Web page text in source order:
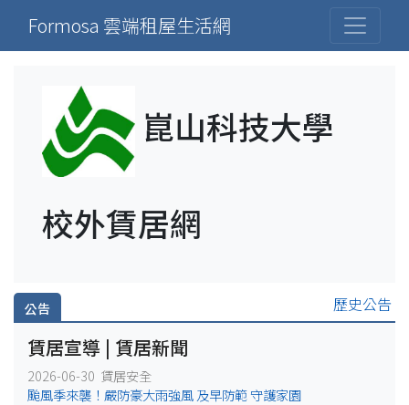
Formosa 雲端租屋生活網
崑山科技大學
校外賃居網
公告 歷史公告
賃居宣導 | 賃居新聞
2026-06-30 賃居安全
颱風季來襲！嚴防豪大雨強風 及早防範 守護家園